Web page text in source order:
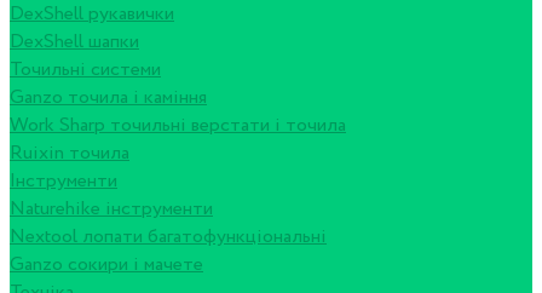
DexShell рукавички
DexShell шапки
Точильні системи
Ganzo точила і каміння
Work Sharp точильні верстати і точила
Ruixin точила
Інструменти
Naturehike інструменти
Nextool лопати багатофункціональні
Ganzo сокири і мачете